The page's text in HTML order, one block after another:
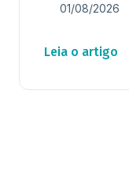
01/08/2026
Leia o artigo